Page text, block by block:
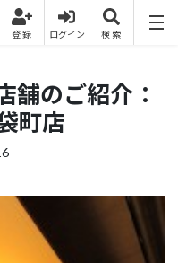
舗のご紹介：
町店